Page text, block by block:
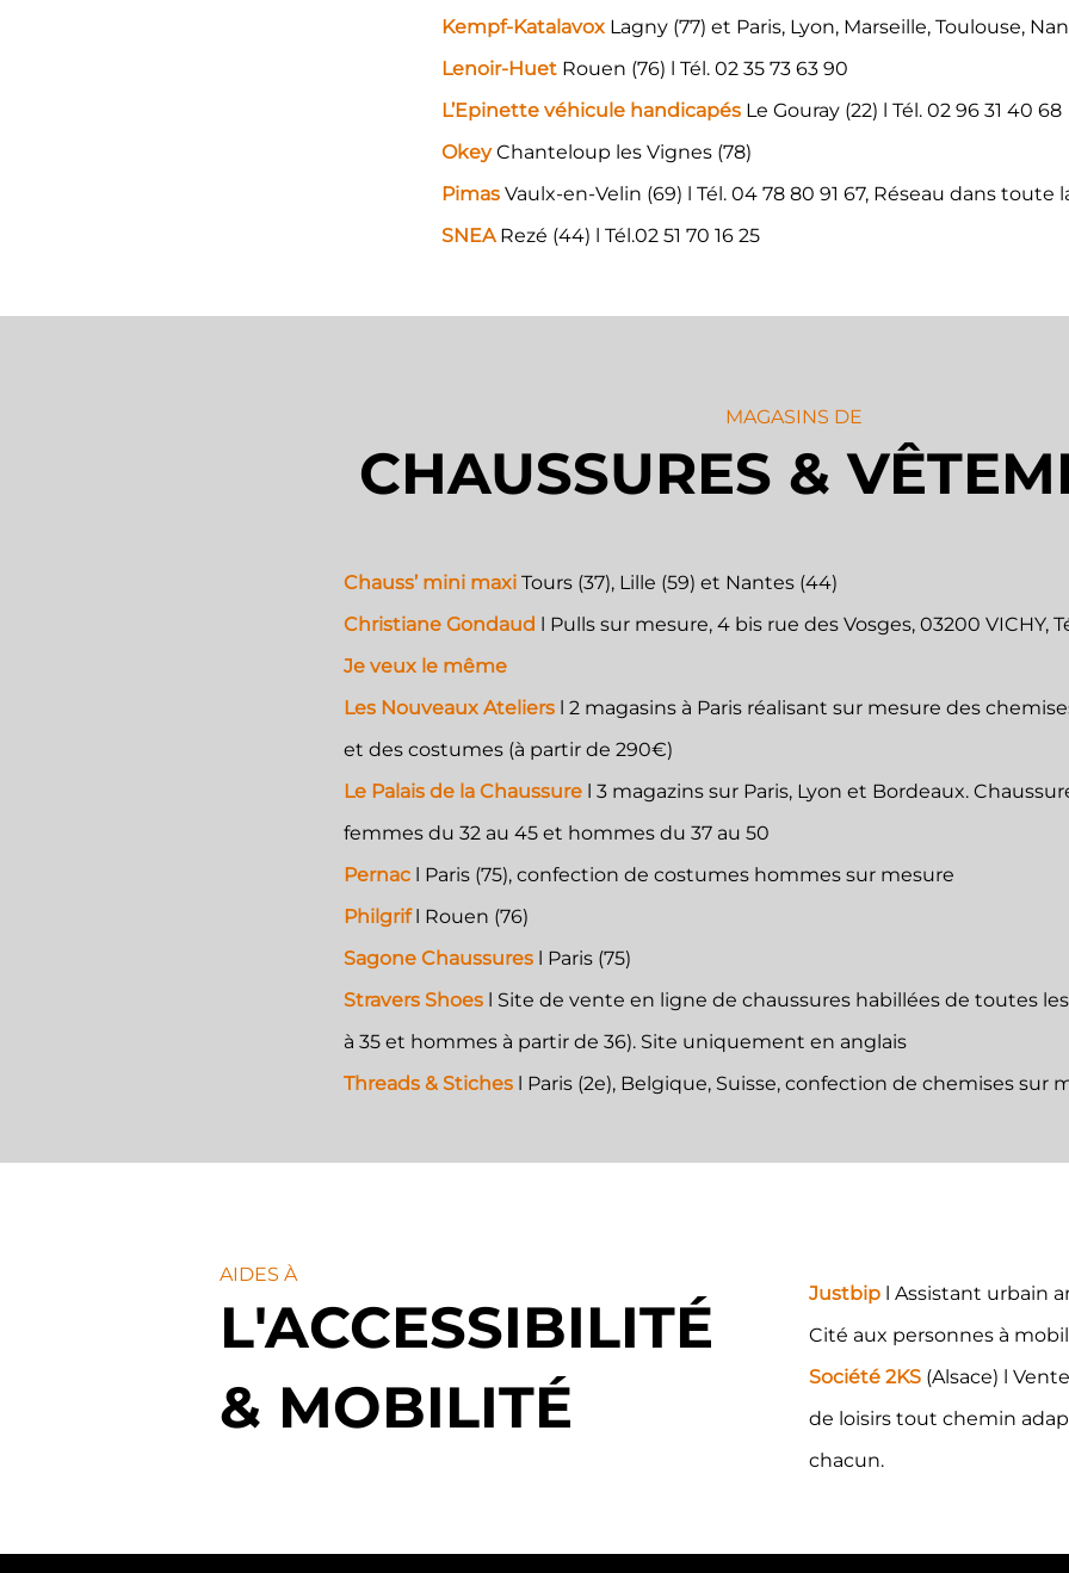
Kempf-Katalavox Lagny (77) et Paris, Lyon, Marseille, Toulouse,
Lenoir-Huet Rouen (76) l Tél. 02 35 73 63 90
L’Epinette véhicule handicapés Le Gouray (22) l Tél. 02 96 31 40 68
OkeyChanteloup les Vignes (78)
Pimas Vaulx-en-Velin (69) l Tél. 04 78 80 91 67, Réseau dans toute
SNEA Rezé (44) l Tél.02 51 70 16 25
MAGASINS DE
CHAUSSURES &
Chauss’ mini maxi Tours (37), Lille (59) et Nantes (44)
Christiane Gondaud l Pulls sur mesure, 4 bis rue des Vosges, 03200 VICHY,
Je veux le même
Les Nouveaux Ateliers l 2 magasins à Paris réalisant sur mesure des
et des costumes (à partir de 290€)
Le Palais de la Chaussure l 3 magazins sur Paris, Lyon et Bordeaux.
femmes du 32 au 45 et hommes du 37 au 50
Pernac l Paris (75), confection de costumes hommes sur mesure
Philgrifl Rouen (76)
Sagone Chaussures l Paris (75)
Stravers Shoes l Site de vente en ligne de chaussures habillées de toutes
à 35 et hommes à partir de 36). Site uniquement en anglais
Threads & Stiches l Paris (2e), Belgique, Suisse, confection de chemises sur
AIDES À
L'ACCESSIBILITÉ
& MOBILITÉ
Justbip l Assistant urbain
Cité aux personnes à
Société 2KS (Alsace) l
de loisirs tout chemin
chacun.